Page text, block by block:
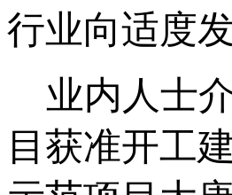
行业向适度
业内人士
目获准开工